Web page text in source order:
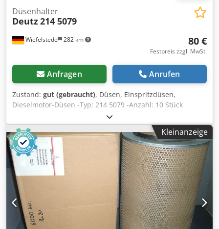
Wiefelstede 282 km
Düsenhalter
Deutz214 5079
80 €
Festpreis zzgl. MwSt.
Anfragen Anrufen
Zustand: gut (gebraucht), Düsen, Einspritzdüsen,
Dieselmotor-Düsen -Typ: 214 5079 -Anzahl: 10 Stück
vorhanden -Preis: pro Stück -Gewicht: 0,4 kg Crjdpfxeb A
Hx Ds Aivof
Kleinanzeige